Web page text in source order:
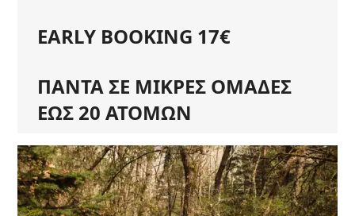
EARLY BOOKING 17€
ΠΑΝΤΑ ΣΕ ΜΙΚΡΕΣ ΟΜΑΔΕΣ
ΕΩΣ 20 ΑΤΟΜΩΝ